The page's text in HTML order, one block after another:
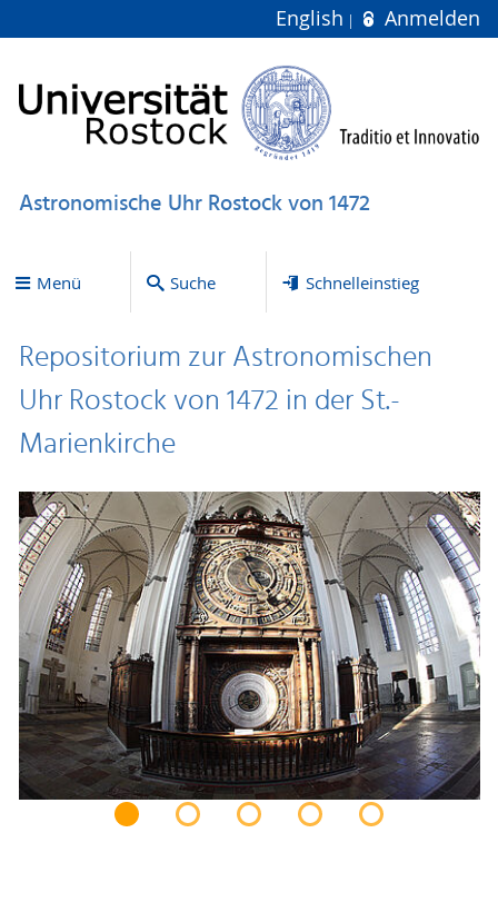
English Anmelden
Astronomische Uhr Rostock von 1472
Menü Suche Schnelleinstieg
Repositorium zur Astronomischen
Uhr Rostock von 1472 in der St.-
Marienkirche